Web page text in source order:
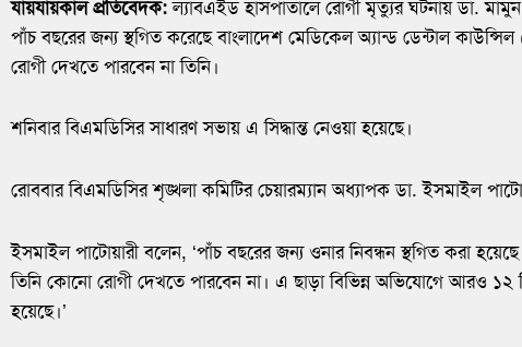
যায়যায়কাল প্রতিবেদক:ল্যাবএইড হাসপাতালে রোগী মৃত্যুর ঘটনায় ডা.
পাঁচ বছরের জন্য স্থগিত করেছে বাংলাদেশ মেডিকেল অ্যান্ড ডেন্টাল
রোগী দেখতে পারবেন না তিনি।
শনিবার বিএমডিসির সাধারণ সভায় এ সিদ্ধান্ত নেওয়া হয়েছে।
রোববার বিএমডিসির শৃঙ্খলা কমিটির চেয়ারম্যান অধ্যাপক ডা. ইসমাইল
ইসমাইল পাটোয়ারী বলেন, ‘পাঁচ বছরের জন্য ওনার নিবন্ধন স্থগিত করা
তিনি কোনো রোগী দেখতে পারবেন না। এ ছাড়া বিভিন্ন অভিযোগে আরও ১২
হয়েছে।’